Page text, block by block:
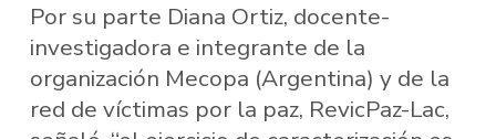
Por su parte Diana Ortiz, docente-
investigadora e integrante de la
organización Mecopa (Argentina) y de la
red de víctimas por la paz, RevicPaz-Lac,